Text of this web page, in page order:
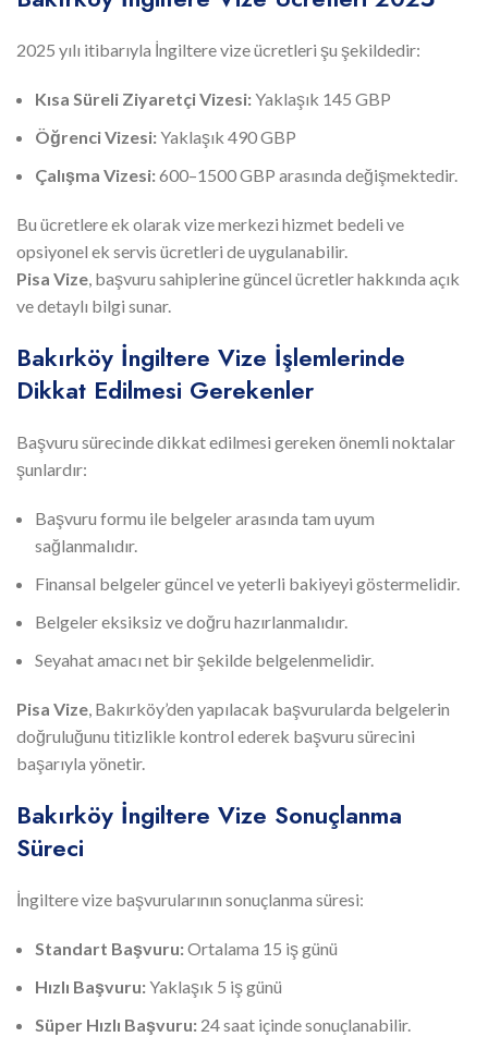
2025 yılı itibarıyla İngiltere vize ücretleri şu şekildedir:
Kısa Süreli Ziyaretçi Vizesi:Yaklaşık 145 GBP
Öğrenci Vizesi:Yaklaşık 490 GBP
Çalışma Vizesi:600–1500 GBP arasında değişmektedir.
Bu ücretlere ek olarak vize merkezi hizmet bedeli ve
opsiyonel ek servis ücretleri de uygulanabilir.
Pisa Vize, başvuru sahiplerine güncel ücretler hakkında açık
ve detaylı bilgi sunar.
Bakırköy İngiltere Vize İşlemlerinde
Dikkat Edilmesi Gerekenler
Başvuru sürecinde dikkat edilmesi gereken önemli noktalar
şunlardır:
Başvuru formu ile belgeler arasında tam uyum
sağlanmalıdır.
Finansal belgeler güncel ve yeterli bakiyeyi göstermelidir.
Belgeler eksiksiz ve doğru hazırlanmalıdır.
Seyahat amacı net bir şekilde belgelenmelidir.
Pisa Vize, Bakırköy’den yapılacak başvurularda belgelerin
doğruluğunu titizlikle kontrol ederek başvuru sürecini
başarıyla yönetir.
Bakırköy İngiltere Vize Sonuçlanma
Süreci
İngiltere vize başvurularının sonuçlanma süresi:
Standart Başvuru:Ortalama 15 iş günü
Hızlı Başvuru:Yaklaşık 5 iş günü
Süper Hızlı Başvuru: 24 saat içinde sonuçlanabilir.